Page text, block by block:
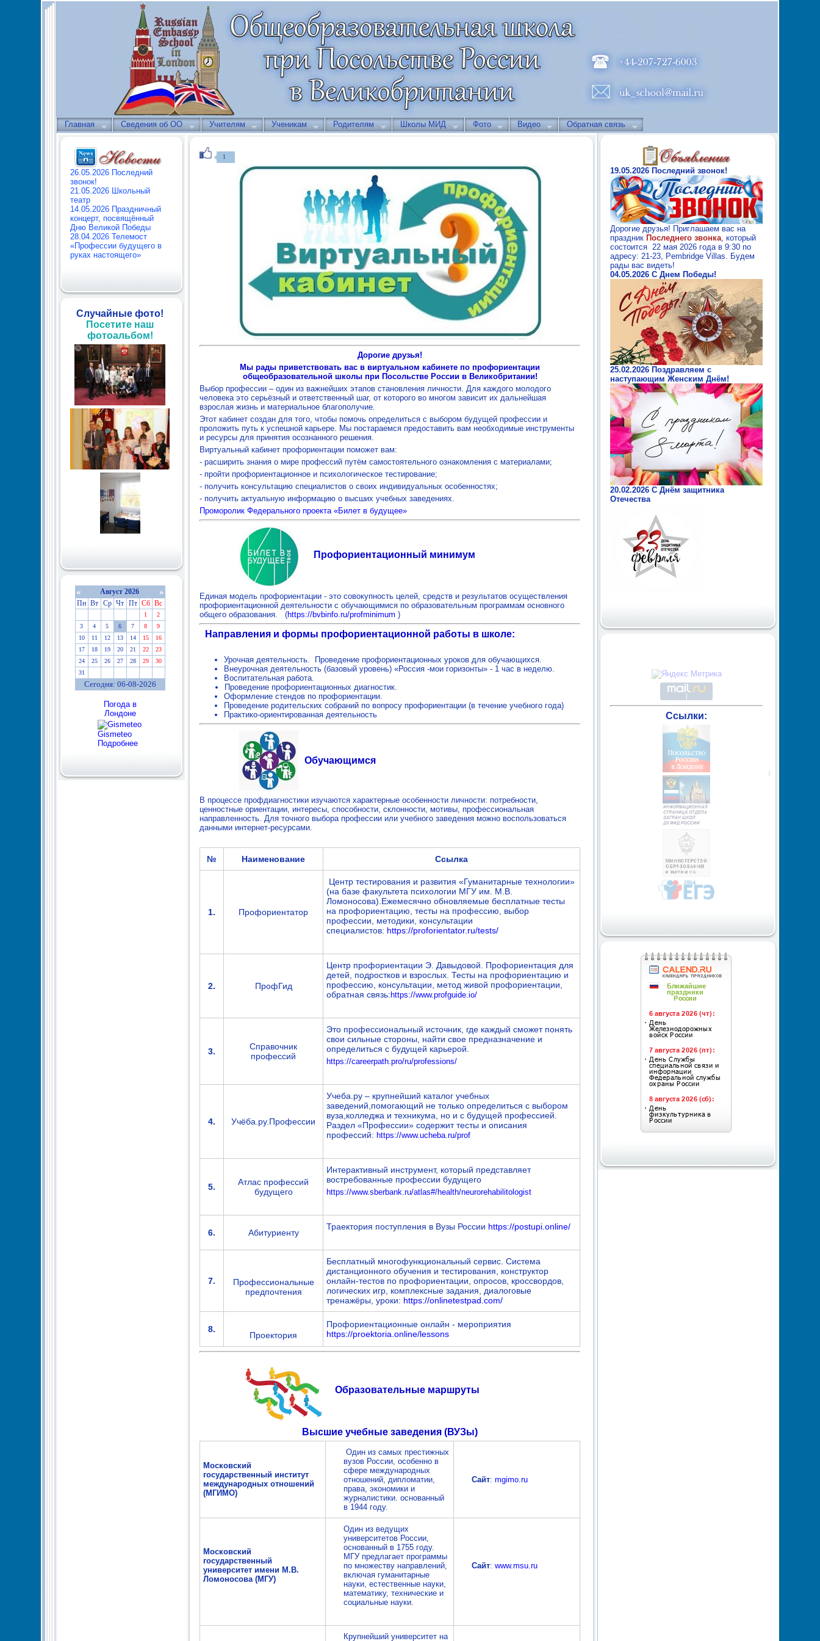
Главная Сведения об ОО Учителям Ученикам Родителям Школы МИД Фото Видео Обратная связь
26.05.2026 Последний
звонок!
21.05.2026 Школьный
театр
14.05.2026 Праздничный
концерт, посвящённый
Дню Великой Победы
28.04.2026 Телемост
«Профессии будущего в
руках настоящего»
Случайные фото!
Посетите наш
фотоальбом!
« Август 2026 »
Пн Вт Ср Чт Пт Сб Вс
1
2
3
4 5 6 7 8
9
10
11 12 13 14 15
16
17
18 19 20 21 22
23
24
25 26 27 28 29
30
31
Сегодня: 06-08-2026
Погода в
Лондоне
Gismeteo
Подробнее
1
Дорогие друзья!
Мы рады приветствовать вас в виртуальном кабинете по профориентации
общеобразовательной школы при Посольстве России в Великобритании!
Выбор профессии – один из важнейших этапов становления личности. Для каждого молодого
человека это серьёзный и ответственный шаг, от которого во многом зависит их дальнейшая
взрослая жизнь и материальное благополучие.
Этот кабинет создан для того, чтобы помочь определиться с выбором будущей профессии и
проложить путь к успешной карьере. Мы постараемся предоставить вам необходимые инструменты
и ресурсы для принятия осознанного решения.
Виртуальный кабинет профориентации поможет вам:
- расширить знания о мире профессий путём самостоятельного ознакомления с материалами;
- пройти профориентационное и психологическое тестирование;
- получить консультацию специалистов о своих индивидуальных особенностях;
- получить актуальную информацию о высших учебных заведениях.
Проморолик Федерального проекта «Билет в будущее»
Профориентационный минимум
Единая модель профориентации - это совокупность целей, средств и результатов осуществления
профориентационной деятельности с обучающимися по образовательным программам основного
общего образования. (https://bvbinfo.ru/profminimum )
Направления и формы профориентационной работы в школе:
Урочная деятельность. Проведение профориентационных уроков для обучающихся.
Внеурочная деятельность (базовый уровень) «Россия -мои горизонты» - 1 час в неделю.
Воспитательная работа.
Проведение профориентационных диагностик.
Оформление стендов по профориентации.
Проведение родительских собраний по вопросу профориентации (в течение учебного года)
Практико-ориентированная деятельность
Обучающимся
В процессе профдиагностики изучаются характерные особенности личности: потребности,
ценностные ориентации, интересы, способности, склонности, мотивы, профессиональная
направленность. Для точного выбора профессии или учебного заведения можно воспользоваться
данными интернет-ресурсами.
№ Наименование Ссылка
1. Профориентатор
Центр тестирования и развития «Гуманитарные технологии»
(на базе факультета психологии МГУ им. М.В.
Ломоносова).Ежемесячно обновляемые бесплатные тесты
на профориентацию, тесты на профессию, выбор
профессии, методики, консультации
специалистов: https://proforientator.ru/tests/
2. ПрофГид
Центр профориентации Э. Давыдовой. Профориентация для
детей, подростков и взрослых. Тесты на профориентацию и
профессию, консультации, метод живой профориентации,
обратная связь: https://www.profguide.io/
3.
Справочник
профессий
Это профессиональный источник, где каждый сможет понять
свои сильные стороны, найти свое предназначение и
определиться с будущей карьерой.
https://careerpath.pro/ru/professions/
4. Учёба.ру.Профессии
Учеба.ру – крупнейший каталог учебных
заведений,помогающий не только определиться с выбором
вуза,колледжа и техникума, но и с будущей профессией.
Раздел «Профессии» содержит тесты и описания
профессий: https://www.ucheba.ru/prof
5.
Атлас профессий
будущего
Интерактивный инструмент, который представляет
востребованные профессии будущего
https://www.sberbank.ru/atlas#/health/neurorehabilitologist
6. Абитуриенту
Траектория поступления в Вузы России https://postupi.online/
7.
Профессиональные
предпочтения
Бесплатный многофункциональный сервис. Система
дистанционного обучения и тестирования, конструктор
онлайн-тестов по профориентации, опросов, кроссвордов,
логических игр, комплексные задания, диалоговые
тренажёры, уроки: https://onlinetestpad.com/
8.
Проектория
Профориентационные онлайн - мероприятия
https://proektoria.online/lessons
Образовательные маршруты
Высшие учебные заведения (ВУЗы)
Московский
государственный институт
международных отношений
(МГИМО)
Один из самых престижных
вузов России, особенно в
сфере международных
отношений, дипломатии,
права, экономики и
журналистики. основанный
в 1944 году.
Сайт: mgimo.ru
Московский
государственный
университет имени М.В.
Ломоносова (МГУ)
Один из ведущих
университетов России,
основанный в 1755 году.
МГУ предлагает программы
по множеству направлений,
включая гуманитарные
науки, естественные науки,
математику, технические и
социальные науки.
Сайт: www.msu.ru
Крупнейший университет на
19.05.2026 Последний звонок!
Дорогие друзья! Приглашаем вас на
праздник Последнего звонка, который
состоится 22 мая 2026 года в 9:30 по
адресу: 21-23, Pembridge Villas. Будем
рады вас видеть!
04.05.2026 С Днем Победы!
25.02.2026 Поздравляем с
наступающим Женским Днём!
20.02.2026 С Днём защитника
Отечества
Ссылки: